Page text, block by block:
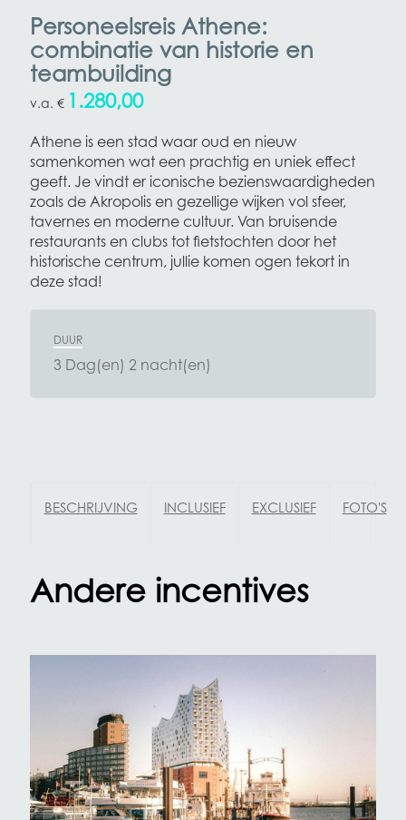
Personeelsreis Athene:
combinatie van historie en
teambuilding
€ 1.280,00
Athene is een stad waar oud en nieuw
samenkomen wat een prachtig en uniek effect
geeft. Je vindt er iconische bezienswaardigheden
zoals de Akropolis en gezellige wijken vol sfeer,
tavernes en moderne cultuur. Van bruisende
restaurants en clubs tot fietstochten door het
historische centrum, jullie komen ogen tekort in
deze stad!
DUUR
3 Dag(en) 2 nacht(en)
BESCHRIJVING INCLUSIEF EXCLUSIEF FOTO'S
Andere incentives